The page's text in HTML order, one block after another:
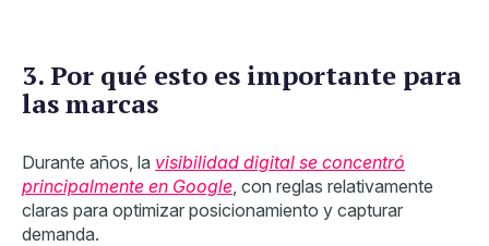
3. Por qué esto es importante para
las marcas
Durante años, la visibilidad digital se concentró
principalmente en Google , con reglas relativamente
claras para optimizar posicionamiento y capturar
demanda.